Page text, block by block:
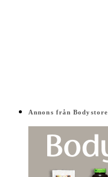
Annons från Bodystore